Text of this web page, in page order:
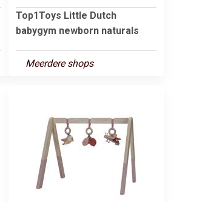
Top1Toys Little Dutch
babygym newborn naturals
Meerdere shops